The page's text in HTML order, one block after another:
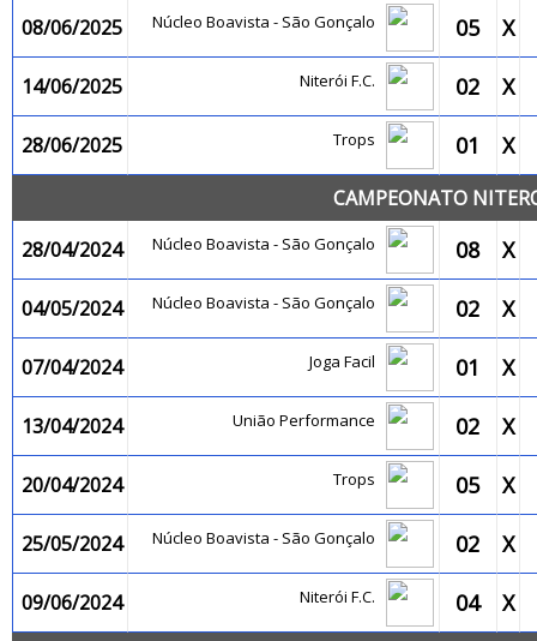
08/06/2025 Núcleo Boavista - São Gonçalo 05 X
14/06/2025 Niterói F.C. 02 X
28/06/2025 Trops 01 X
CAMPEONATO
28/04/2024
Núcleo Boavista - São Gonçalo 08 X
04/05/2024 Núcleo Boavista - São Gonçalo 02 X
07/04/2024 Joga Facil 01 X
13/04/2024 União Performance 02 X
20/04/2024 Trops 05 X
25/05/2024 Núcleo Boavista - São Gonçalo 02 X
09/06/2024 Niterói F.C. 04 X